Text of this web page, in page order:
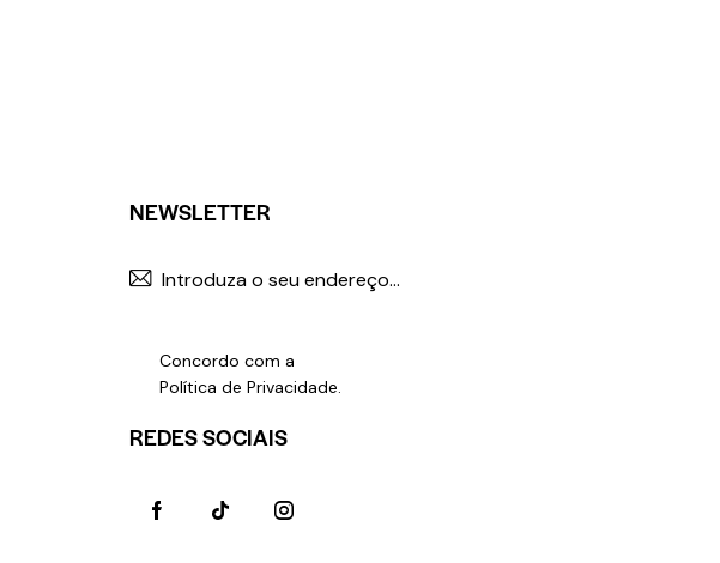
NEWSLETTER
Concordo com a
Política de Privacidade.
REDES SOCIAIS